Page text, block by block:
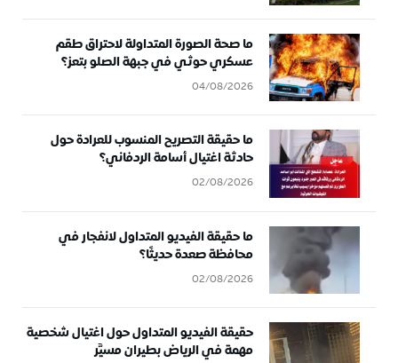
ما صحة الصورة المتداولة لاحتراق طقم
عسكري حوثي في جبهة الصلو بتعز؟
04/08/2026
ما حقيقة التصريح المنسوب للعرادة حول
حادثة اغتيال أسامة الردفاني؟
02/08/2026
ما حقيقة الفيديو المتداول لانفجار في
محافظة صعدة حديثًا؟
02/08/2026
حقيقة الفيديو المتداول حول اغتيال شخصية
مهمة في الرياض بطيران مسيَّر